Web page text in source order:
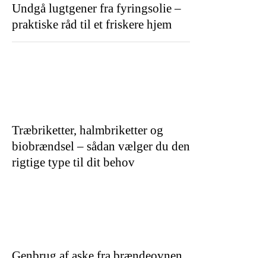
Undgå lugtgener fra fyringsolie –
praktiske råd til et friskere hjem
Træbriketter, halmbriketter og
biobrændsel – sådan vælger du den
rigtige type til dit behov